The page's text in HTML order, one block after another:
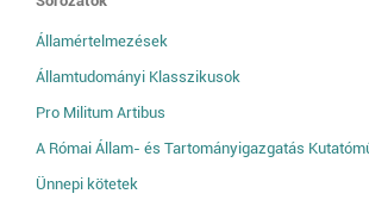
Államértelmezések
Államtudományi Klasszikusok
Pro Militum Artibus
A Római Állam- és Tartományigazgatás
Ünnepi kötetek